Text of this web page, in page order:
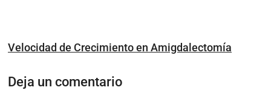
Velocidad de Crecimiento en Amigdalectomía
Deja un comentario